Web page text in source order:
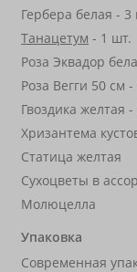
Гербера белая - 3
Танацетум - 1 шт.
Роза Эквадор
Роза Вегги 50 см
Гвоздика желтая
Хризантема
Статица желтая
Сухоцветы в
Молюцелла
Упаковка
Современная